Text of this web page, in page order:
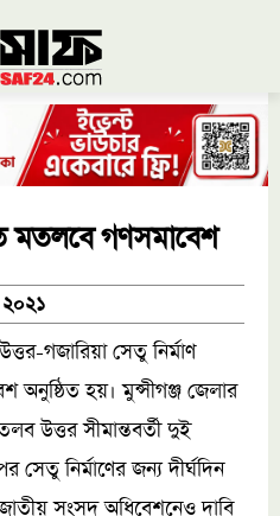
মতলবে গণসমাবেশ
২০২১
গজারিয়া সেতু নির্মাণ
অনুষ্ঠিত হয়। মুন্সীগঞ্জ জেলার
উত্তর সীমান্তবর্তী দুই
নির্মাণের জন্য দীর্ঘদিন
সংসদ অধিবেশনেও দাবি